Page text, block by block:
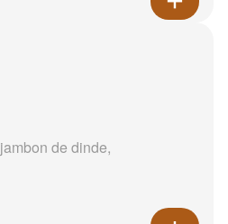
de dinde,